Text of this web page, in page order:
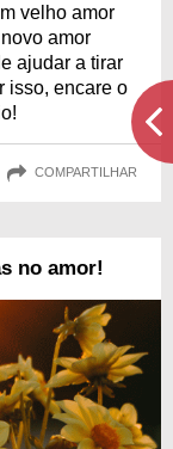
velho amor
amor
ajudar a tirar
isso, encare o
COMPARTILHAR
no amor!